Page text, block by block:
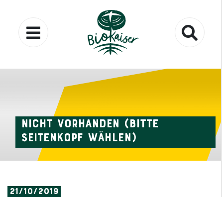
Nicht vorhanden (bitte
Seitenkopf wählen)
21/​10/​2019